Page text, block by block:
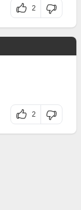
2
2